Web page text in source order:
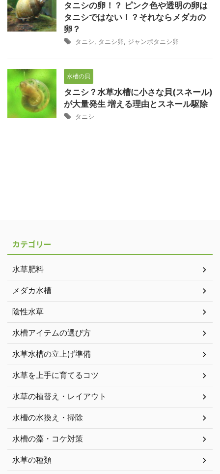
タニシの卵！？ ピンク色や透明の卵は
タニシではない！？それならメダカの
卵？
タニシ タニシ卵 ジャンボタニシ卵
水槽の貝
タニシ？水草水槽に小さな貝(スネール)
が大量発生 増える理由とスネール駆除
タニシ
カテゴリー
水草肥料
メダカ水槽
陰性水草
水槽アイテムの選び方
水草水槽の立上げ準備
水草を上手に育てるコツ
水草の植替え・レイアウト
水槽の水換え・掃除
水槽の藻・コケ対策
水草の種類